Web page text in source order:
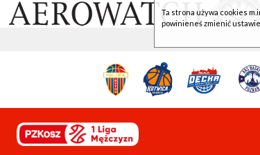
Ta strona używa cookies
powinieneś zmienić